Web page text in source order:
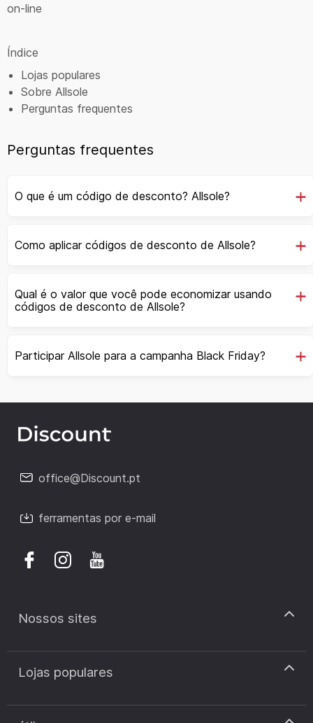
on-line
Índice
Lojas populares
Sobre Allsole
Perguntas frequentes
Perguntas frequentes
O que é um código de desconto? Allsole?
Como aplicar códigos de desconto de Allsole?
Qual é o valor que você pode economizar usando
códigos de desconto de Allsole?
Participar Allsole para a campanha Black Friday?
office@Discount.pt
ferramentas por e-mail
Nossos sites
discount.pt
discount.sk
Lojas populares
Cupão de desconto Zooplus